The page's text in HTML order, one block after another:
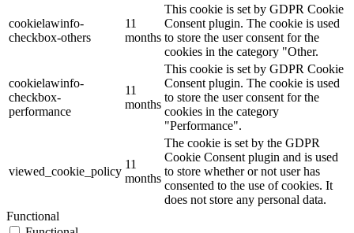
cookielawinfo-
checkbox-others
11
months
This cookie is set by GDPR Cookie
Consent plugin. The cookie is used
to store the user consent for the
cookies in the category "Other.
cookielawinfo-
checkbox-
performance
11
months
This cookie is set by GDPR Cookie
Consent plugin. The cookie is used
to store the user consent for the
cookies in the category
"Performance".
viewed_cookie_policy
11
months
The cookie is set by the GDPR
Cookie Consent plugin and is used
to store whether or not user has
consented to the use of cookies. It
does not store any personal data.
Functional